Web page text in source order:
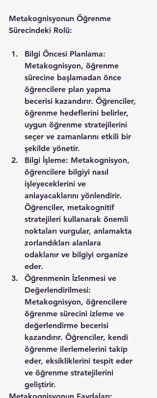
Metakognisyonun Öğrenme
Sürecindeki Rolü:
Bilgi Öncesi Planlama:
Metakognisyon, öğrenme
sürecine başlamadan önce
öğrencilere plan yapma
becerisi kazandırır. Öğrenciler,
öğrenme hedeflerini belirler,
uygun öğrenme stratejilerini
seçer ve zamanlarını etkili bir
şekilde yönetir.
Bilgi İşleme: Metakognisyon,
öğrencilere bilgiyi nasıl
işleyeceklerini ve
anlayacaklarını yönlendirir.
Öğrenciler, metakognitif
stratejileri kullanarak önemli
noktaları vurgular, anlamakta
zorlandıkları alanlara
odaklanır ve bilgiyi organize
eder.
Öğrenmenin İzlenmesi ve
Değerlendirilmesi:
Metakognisyon, öğrencilere
öğrenme sürecini izleme ve
değerlendirme becerisi
kazandırır. Öğrenciler, kendi
öğrenme ilerlemelerini takip
eder, eksikliklerini tespit eder
ve öğrenme stratejilerini
geliştirir.